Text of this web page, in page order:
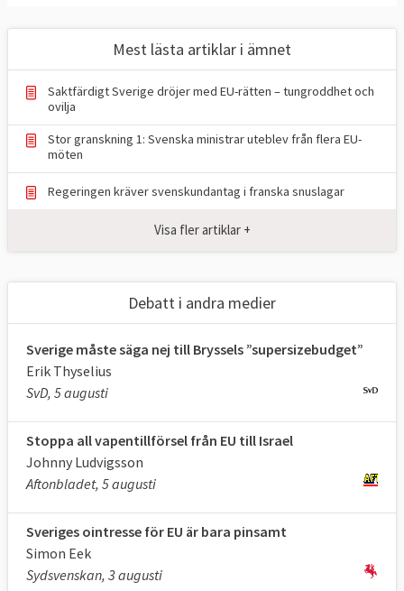
– Det europeiska samarbetet och dess
värdegemenskap är viktigare än någonsin –
för Sveriges säkerhet, konkurrenskraft,
klimatarbete och globala inflytande, sade
statsminister Ulf Kristersson (M) i
Det kan jämföras med förra regeringen
Sveriges viktigaste utrikes- och
om jobben, eftersom EU är vår viktigaste
marknad”.
Sammantaget, visar Europaportalens
undersökningar, tycks syftet med det
svenska EU-medlemskapet framför allt vara
att stärka landets ekonomi och utrikes- och
Två andra utmärkande drag i svensk EU-
politik är den relativt höga graden av
Mest lästa artiklar i ämnet
Saktfärdigt Sverige dröjer med EU-rätten – tungroddhet och
ovilja
Stor granskning 1: Svenska ministrar uteblev från flera EU-
möten
Regeringen kräver svenskundantag i franska snuslagar
Visa fler artiklar +
Debatt i andra medier
Sverige måste säga nej till Bryssels ”supersizebudget”
Erik Thyselius
SvD, 5 augusti
Stoppa all vapentillförsel från EU till Israel
Johnny Ludvigsson
Aftonbladet, 5 augusti
Sveriges ointresse för EU är bara pinsamt
Simon Eek
Sydsvenskan, 3 augusti